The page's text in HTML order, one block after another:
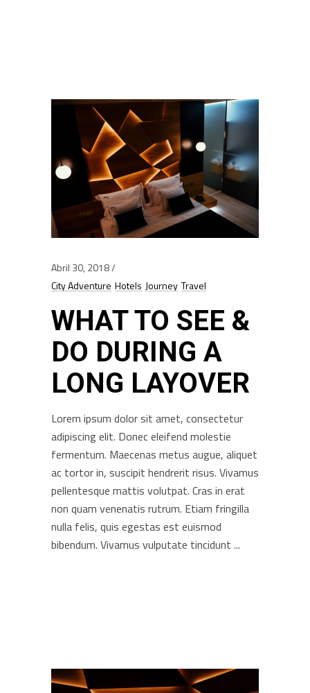
Abril 30, 2018
City Adventure Hotels Journey Travel
WHAT TO SEE &
DO DURING A
LONG LAYOVER
Lorem ipsum dolor sit amet, consectetur
adipiscing elit. Donec eleifend molestie
fermentum. Maecenas metus augue, aliquet
ac tortor in, suscipit hendrerit risus. Vivamus
pellentesque mattis volutpat. Cras in erat
non quam venenatis rutrum. Etiam fringilla
nulla felis, quis egestas est euismod
bibendum. Vivamus vulputate tincidunt